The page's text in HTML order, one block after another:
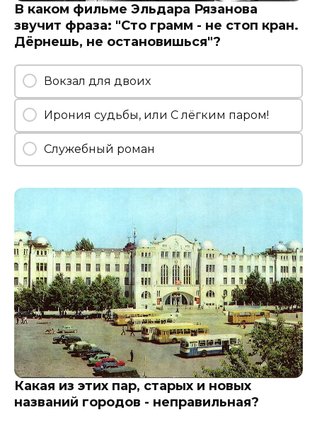
В каком фильме Эльдара Рязанова
звучит фраза: "Сто грамм - не стоп кран.
Дёрнешь, не остановишься"?
Вокзал для двоих
Ирония судьбы, или С лёгким паром!
Служебный роман
Какая из этих пар, старых и новых
названий городов - неправильная?